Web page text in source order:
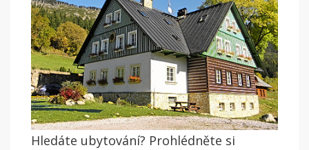
Hledáte ubytování? Prohlédněte si